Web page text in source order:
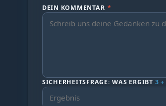
DEIN KOMMENTAR *
SICHERHEITSFRAGE: WAS ERGIBT 3 +